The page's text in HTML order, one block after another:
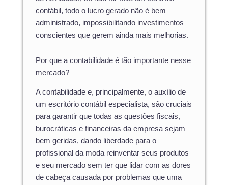
contábil, todo o lucro gerado não é bem
administrado, impossibilitando investimentos
conscientes que gerem ainda mais melhorias.
Por que a contabilidade é tão importante nesse
mercado?
A contabilidade e, principalmente, o auxílio de
um escritório contábil especialista, são cruciais
para garantir que todas as questões fiscais,
burocráticas e financeiras da empresa sejam
bem geridas, dando liberdade para o
profissional da moda reinventar seus produtos
e seu mercado sem ter que lidar com as dores
de cabeça causada por problemas que uma